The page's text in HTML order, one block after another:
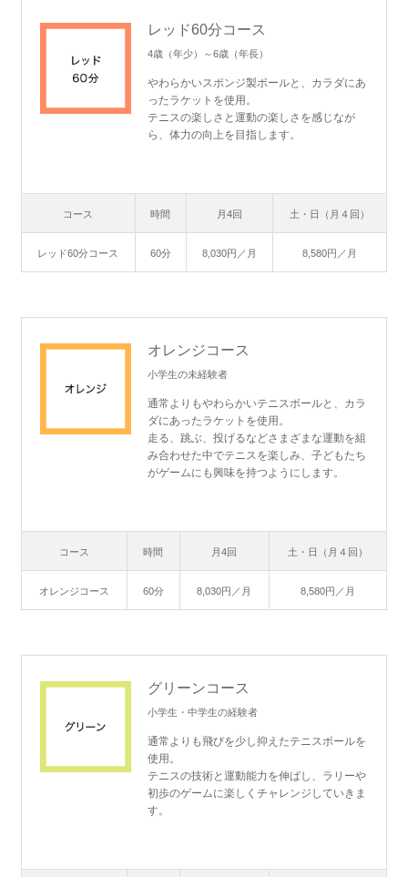
レッド60分コース
4歳（年少）～6歳（年長）
やわらかいスポンジ製ボールと、カラダにあ
ったラケットを使用。
テニスの楽しさと運動の楽しさを感じなが
ら、体力の向上を目指します。
コース 時間 月4回 土・日（月４回）
レッド60分コース 60分 8,030円／月 8,580円／月
オレンジコース
小学生の未経験者
通常よりもやわらかいテニスボールと、カラ
ダにあったラケットを使用。
走る、跳ぶ、投げるなどさまざまな運動を組
み合わせた中でテニスを楽しみ、子どもたち
がゲームにも興味を持つようにします。
コース 時間 月4回 土・日（月４回）
オレンジコース 60分 8,030円／月 8,580円／月
グリーンコース
小学生・中学生の経験者
通常よりも飛びを少し抑えたテニスボールを
使用。
テニスの技術と運動能力を伸ばし、ラリーや
初歩のゲームに楽しくチャレンジしていきま
す。